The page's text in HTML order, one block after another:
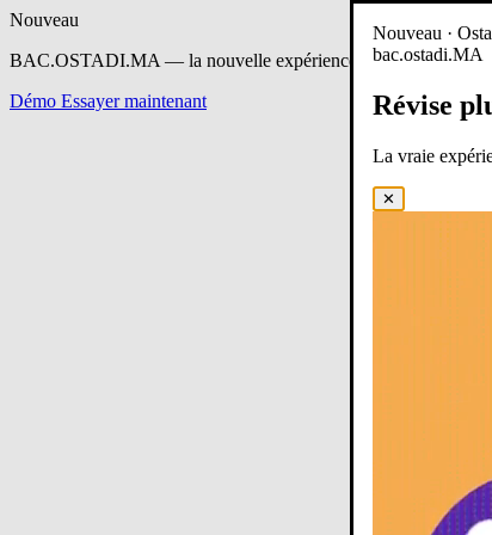
Nouveau
BAC.OSTADI.MA — la nouvelle expérience d’apprentissage
Démo Essayer maintenant
Nouveau ·
bac.ostadi.MA
Révise
La vraie
✕